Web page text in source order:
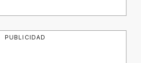
PUBLICIDAD